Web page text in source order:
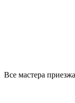
Все мастера